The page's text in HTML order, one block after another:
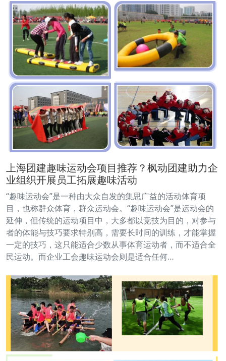
上海团建趣味运动会项目推荐？枫动团建助力企
业组织开展员工拓展趣味活动
“趣味运动会”是一种由大众自发的集思广益的活动体育项
目，也称群众体育，群众运动会。“趣味运动会”是运动会的
延伸，但传统的运动项目中，大多都以竞技为目的，对参与
者的体能与技巧要求特别高，需要长时间的训练，才能掌握
一定的技巧，这只能适合少数从事体育运动者，而不适合全
民运动。而企业工会趣味运动会则是适合任何…